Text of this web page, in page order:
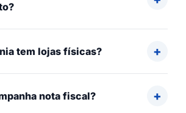
tem lojas físicas?
nota fiscal?